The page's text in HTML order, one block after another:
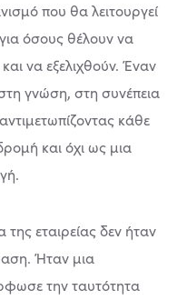
που θα λειτουργεί
όσους θέλουν να
να εξελιχθούν. Έναν
γνώση, στη συνέπεια
κάθε
και όχι ως μια
εταιρείας δεν ήταν
Ήταν μια
την ταυτότητα